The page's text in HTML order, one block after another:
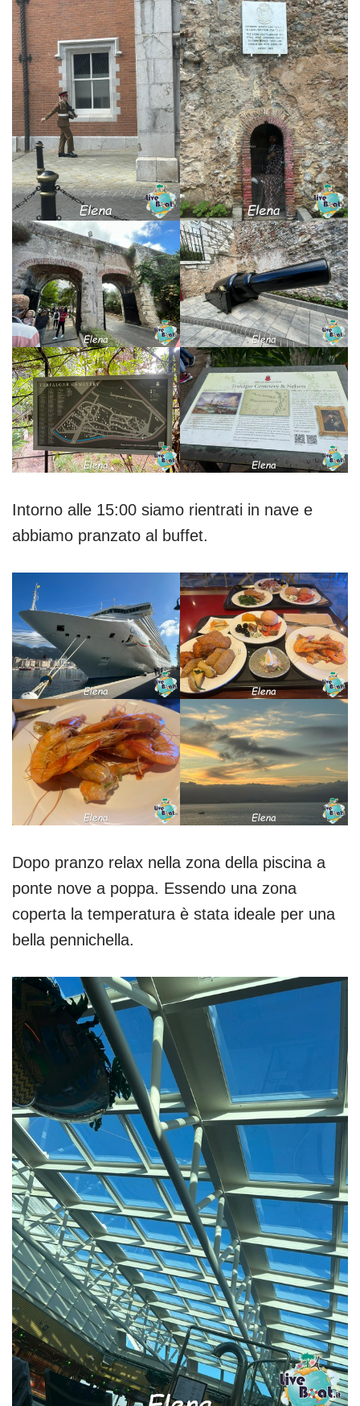
Intorno alle 15:00 siamo rientrati in nave e
abbiamo pranzato al buffet.
Dopo pranzo relax nella zona della piscina a
ponte nove a poppa. Essendo una zona
coperta la temperatura è stata ideale per una
bella pennichella.